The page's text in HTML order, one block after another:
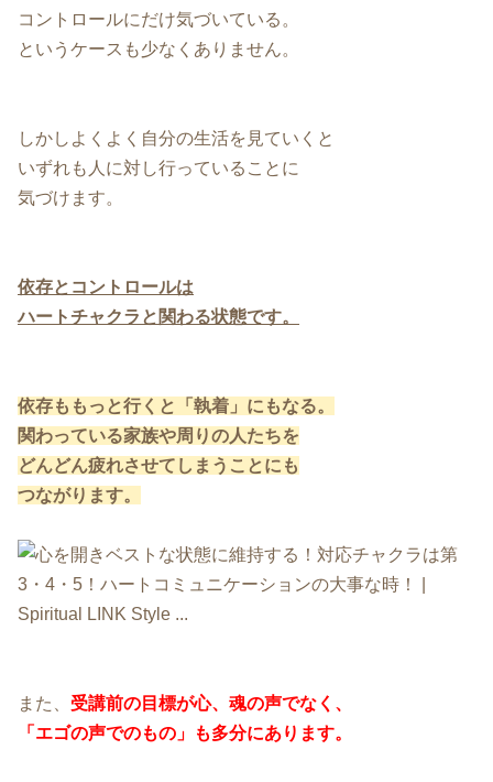
コントロールにだけ気づいている。
というケースも少なくありません。
しかしよくよく自分の生活を見ていくと
いずれも人に対し行っていることに
気づけます。
依存とコントロールは
ハートチャクラと関わる状態です。
依存ももっと行くと「執着」にもなる。
関わっている家族や周りの人たちを
どんどん疲れさせてしまうことにも
つながります。
また、 受講前の目標が心、魂の声でなく、
「エゴの声でのもの」も多分にあります。